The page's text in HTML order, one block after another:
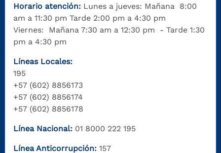
Horario atención: Lunes a jueves: Mañana 8:00
am a 11:30 pm Tarde 2:00 pm a 4:30 pm
Viernes: Mañana 7:30 am a 12:30 pm - Tarde 1:30
pm a 4:30 pm
Líneas Locales:
195
+57 (602) 8856173
+57 (602) 8856174
+57 (602) 8856178
Línea Nacional: 01 8000 222 195
Línea Anticorrupción: 157